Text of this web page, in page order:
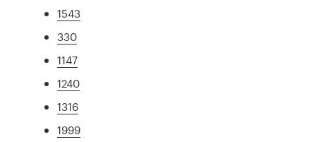
1543
330
1147
1240
1316
1999